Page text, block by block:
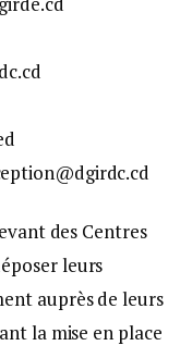
des Centres
leurs
auprès de leurs
la mise en place